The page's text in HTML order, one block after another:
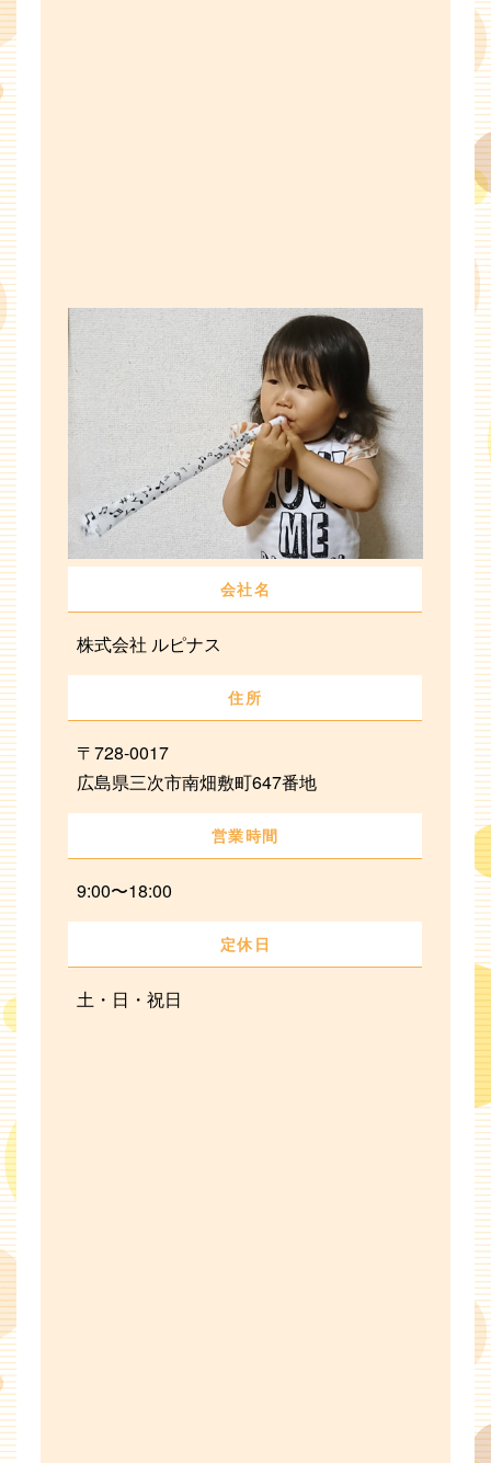
会社名
株式会社 ルピナス
住所
〒728-0017
広島県三次市南畑敷町647番地
営業時間
9:00〜18:00
定休日
土・日・祝日